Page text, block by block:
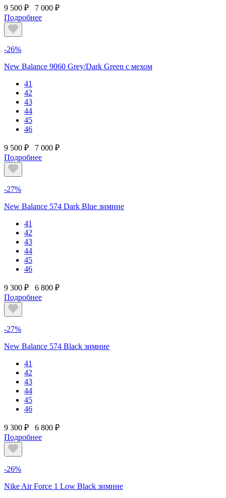
9 500 ₽
7 000 ₽
Подробнее
-26%
New Balance 9060 Grey/Dark Green с мехом
41
42
43
44
45
46
9 500 ₽
7 000 ₽
Подробнее
-27%
New Balance 574 Dark Blue зимние
41
42
43
44
45
46
9 300 ₽
6 800 ₽
Подробнее
-27%
New Balance 574 Black зимние
41
42
43
44
45
46
9 300 ₽
6 800 ₽
Подробнее
-26%
Nike Air Force 1 Low Black зимние